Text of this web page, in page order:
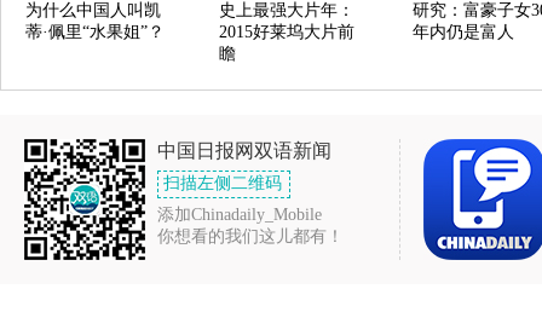
为什么中国人叫凯
蒂·佩里“水果姐”？
史上最强大片年：
2015好莱坞大片前
瞻
研究：富豪子女
年内仍是富人
中国日报网双语新闻
扫描左侧二维码
添加Chinadaily_Mobile
你想看的我们这儿都有！